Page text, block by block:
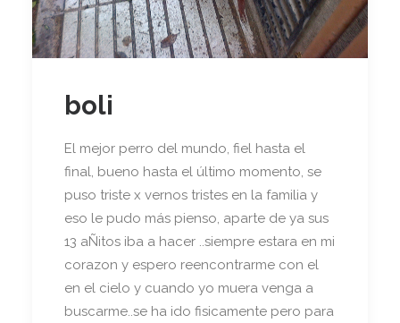
boli
El mejor perro del mundo, fiel hasta el
final, bueno hasta el último momento, se
puso triste x vernos tristes en la familia y
eso le pudo más pienso, aparte de ya sus
13 aÑitos iba a hacer ..siempre estara en mi
corazon y espero reencontrarme con el
en el cielo y cuando yo muera venga a
buscarme..se ha ido fisicamente pero para